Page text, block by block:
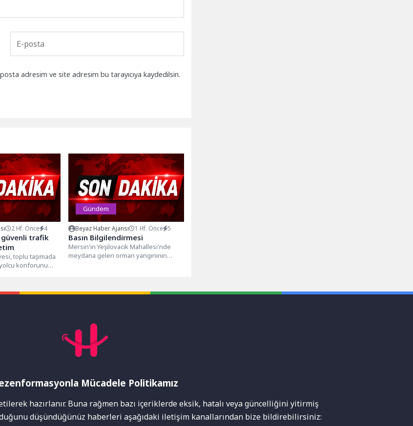
adresim ve site adresim bu tarayıcıya kaydedilsin.
2 Hf. Önce 4
güvenli trafik
toplu taşımada
konforunu
Gündem
Beyaz Haber Ajansı 1 Hf. Önce 5
Basın Bilgilendirmesi
Mersin'in Yeşilovacık Mahallesi'nde
meydana gelen orman yangınının
Mücadele Politikamız
hazırlanır. Buna rağmen bazı içeriklerde eksik, hatalı veya güncelliğini yitirmiş
düşündüğünüz haberleri aşağıdaki iletişim kanallarından bize bildirebilirsiniz: